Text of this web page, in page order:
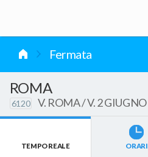
Fermata
ROMA
6120 V. ROMA / V. 2 GIUGNO
TEMPO REALE ORARI